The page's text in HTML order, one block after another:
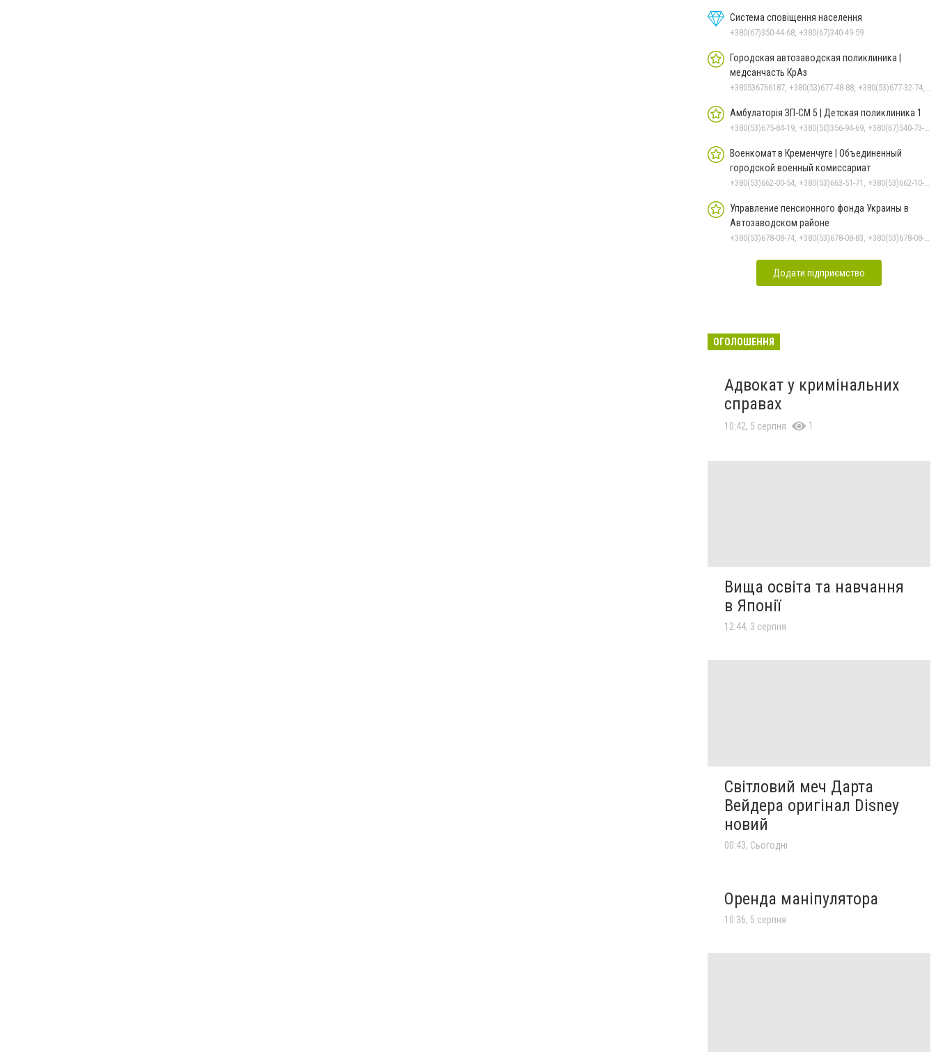
Система сповіщення населення
+380(67)350-44-68, +380(67)340-49-59
Городская автозаводская поликлиника |
медсанчасть КрАз
+380536766187, +380(53)677-48-88, +380(53)677-32-74, +380(53)676-62-99
Амбулаторія ЗП-СМ 5 | Детская поликлиника 1
+380(53)675-84-19, +380(50)356-94-69, +380(67)540-73-87
Военкомат в Кременчуге | Объединенный
городской военный комиссариат
+380(53)662-00-54, +380(53)663-51-71, +380(53)662-10-35
Управление пенсионного фонда Украины в
Автозаводском районе
+380(53)678-08-74, +380(53)678-08-83, +380(53)678-08-41, +380(53)678-08-86, +380(53)678-09-05
Додати підприємство
ОГОЛОШЕННЯ
Адвокат у кримінальних
справах
10:42, 5 серпня 1
Вища освіта та навчання
в Японії
12:44, 3 серпня
Світловий меч Дарта
Вейдера оригінал Disney
новий
00:43, Сьогодні
Оренда маніпулятора
10:36, 5 серпня